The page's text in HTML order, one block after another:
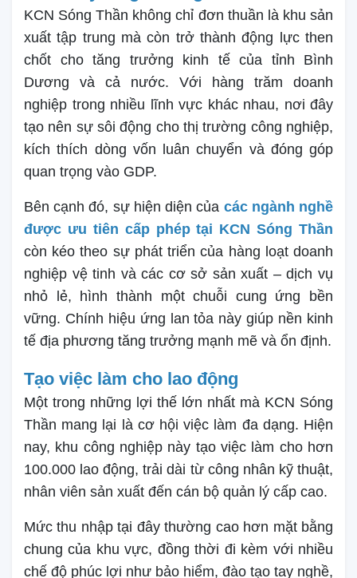
KCN Sóng Thần không chỉ đơn thuần là khu sản
xuất tập trung mà còn trở thành động lực then
chốt cho tăng trưởng kinh tế của tỉnh Bình
Dương và cả nước. Với hàng trăm doanh
nghiệp trong nhiều lĩnh vực khác nhau, nơi đây
tạo nên sự sôi động cho thị trường công nghiệp,
kích thích dòng vốn luân chuyển và đóng góp
quan trọng vào GDP.
Bên cạnh đó, sự hiện diện của các ngành nghề
được ưu tiên cấp phép tại KCN Sóng Thần
còn kéo theo sự phát triển của hàng loạt doanh
nghiệp vệ tinh và các cơ sở sản xuất – dịch vụ
nhỏ lẻ, hình thành một chuỗi cung ứng bền
vững. Chính hiệu ứng lan tỏa này giúp nền kinh
tế địa phương tăng trưởng mạnh mẽ và ổn định.
Tạo việc làm cho lao động
Một trong những lợi thế lớn nhất mà KCN Sóng
Thần mang lại là cơ hội việc làm đa dạng. Hiện
nay, khu công nghiệp này tạo việc làm cho hơn
100.000 lao động, trải dài từ công nhân kỹ thuật,
nhân viên sản xuất đến cán bộ quản lý cấp cao.
Mức thu nhập tại đây thường cao hơn mặt bằng
chung của khu vực, đồng thời đi kèm với nhiều
chế độ phúc lợi như bảo hiểm, đào tạo tay nghề,